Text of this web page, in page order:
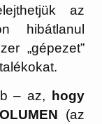
az
hibátlanul
„gépezet”
– az, hogy
(az